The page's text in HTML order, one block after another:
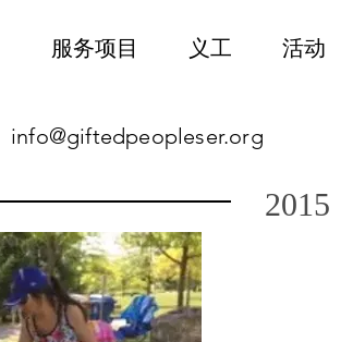
服务项目 义工 活动
info@giftedpeopleser.org
2015